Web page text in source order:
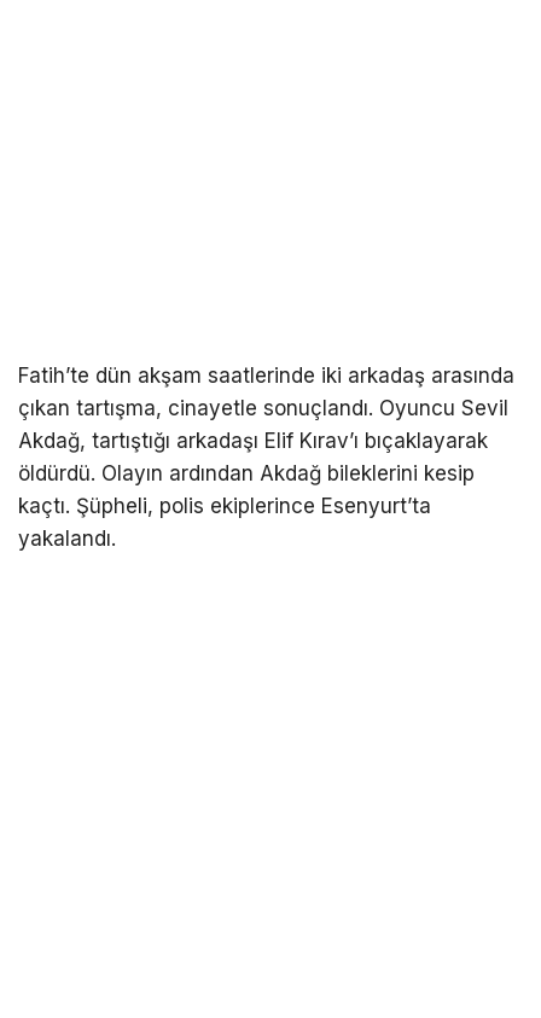
Fatih’te dün akşam saatlerinde iki arkadaş arasında
çıkan tartışma, cinayetle sonuçlandı. Oyuncu Sevil
Akdağ, tartıştığı arkadaşı Elif Kırav’ı bıçaklayarak
öldürdü. Olayın ardından Akdağ bileklerini kesip
kaçtı. Şüpheli, polis ekiplerince Esenyurt’ta
yakalandı.